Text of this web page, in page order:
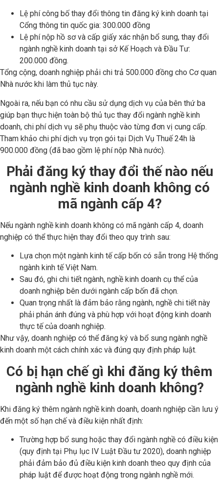
Lệ phí công bố thay đổi thông tin đăng ký kinh doanh tại
Cổng thông tin quốc gia: 300.000 đồng
Lệ phí nộp hồ sơ và cấp giấy xác nhận bổ sung, thay đổi
ngành nghề kinh doanh tại sở Kế Hoạch và Đầu Tư:
200.000 đồng.
Tổng cộng, doanh nghiệp phải chi trả 500.000 đồng cho Cơ quan
Nhà nước khi làm thủ tục này.
Ngoài ra, nếu bạn có nhu cầu sử dụng dịch vụ của bên thứ ba
giúp bạn thực hiện toàn bộ thủ tục thay đổi ngành nghề kinh
doanh, chi phí dịch vụ sẽ phụ thuộc vào từng đơn vị cung cấp.
Tham khảo chi phí dịch vụ trọn gói tại Dịch Vụ Thuế 24h là
900.000 đồng (đã bao gồm lệ phí nộp Nhà nước).
Phải đăng ký thay đổi thế nào nếu
ngành nghề kinh doanh không có
mã ngành cấp 4?
Nếu ngành nghề kinh doanh không có mã ngành cấp 4, doanh
nghiệp có thể thực hiện thay đổi theo quy trình sau:
Lựa chọn một ngành kinh tế cấp bốn có sẵn trong Hệ thống
ngành kinh tế Việt Nam.
Sau đó, ghi chi tiết ngành, nghề kinh doanh cụ thể của
doanh nghiệp bên dưới ngành cấp bốn đã chọn.
Quan trọng nhất là đảm bảo rằng ngành, nghề chi tiết này
phải phản ánh đúng và phù hợp với hoạt động kinh doanh
thực tế của doanh nghiệp.
Như vậy, doanh nghiệp có thể đăng ký và bổ sung ngành nghề
kinh doanh một cách chính xác và đúng quy định pháp luật.
Có bị hạn chế gì khi đăng ký thêm
ngành nghề kinh doanh không?
Khi đăng ký thêm ngành nghề kinh doanh, doanh nghiệp cần lưu ý
đến một số hạn chế và điều kiện nhất định:
Trường hợp bổ sung hoặc thay đổi ngành nghề có điều kiện
(quy định tại Phụ lục IV Luật Đầu tư 2020), doanh nghiệp
phải đảm bảo đủ điều kiện kinh doanh theo quy định của
pháp luật để được hoạt động trong ngành nghề mới.